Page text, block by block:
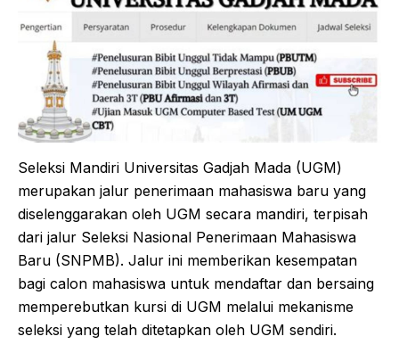
Seleksi Mandiri Universitas Gadjah Mada (UGM)
merupakan jalur penerimaan mahasiswa baru yang
diselenggarakan oleh UGM secara mandiri, terpisah
dari jalur Seleksi Nasional Penerimaan Mahasiswa
Baru (SNPMB). Jalur ini memberikan kesempatan
bagi calon mahasiswa untuk mendaftar dan bersaing
memperebutkan kursi di UGM melalui mekanisme
seleksi yang telah ditetapkan oleh UGM sendiri.